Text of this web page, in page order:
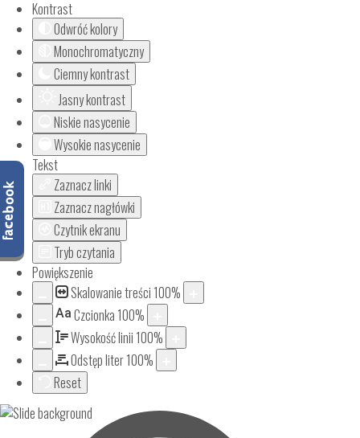
Kontrast
Odwróć kolory
Monochromatyczny
Ciemny kontrast
Jasny kontrast
Niskie nasycenie
Wysokie nasycenie
Tekst
Zaznacz linki
Zaznacz nagłówki
Czytnik ekranu
Tryb czytania
Powiększenie
Skalowanie treści 100%
Aa Czcionka 100%
Wysokość linii 100%
Odstęp liter100%
Reset